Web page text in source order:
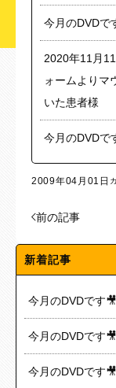
今月のDVDで
2020年11月
ォームよりマ
いた患者様
今月のDVDで
2009年04月01日
前の記事
新着記事
今月のDVDです🎥
今月のDVDです🎥
今月のDVDです🎥